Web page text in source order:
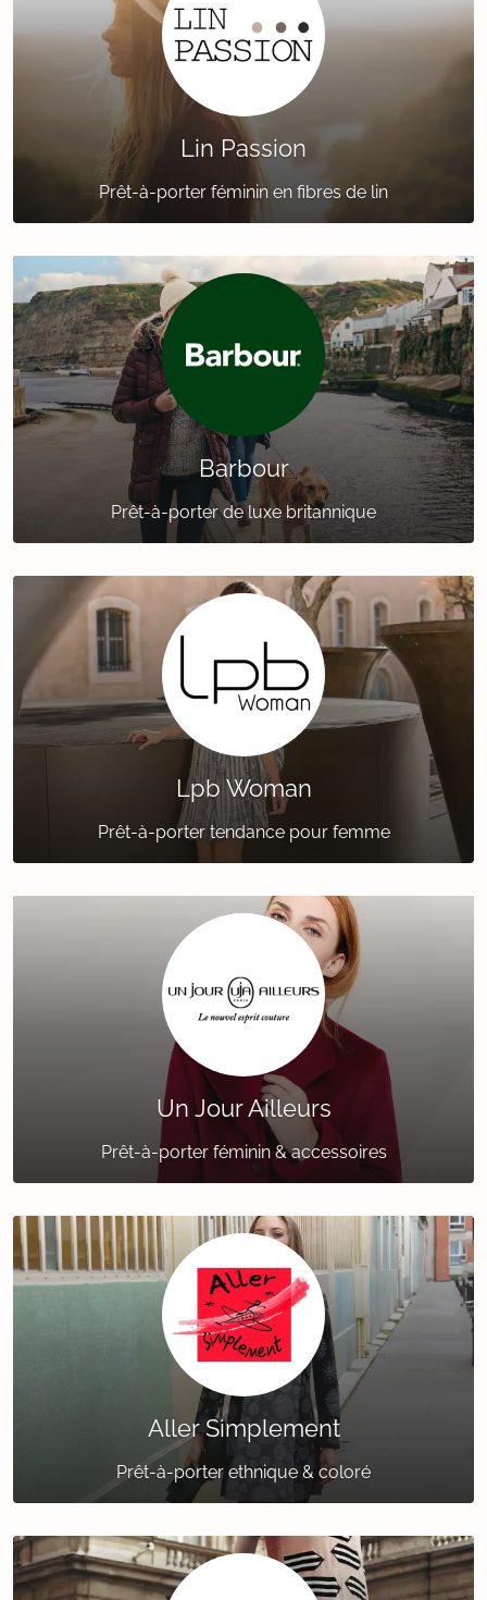
Lin Passion
Prêt-à-porter féminin en fibres de lin
Barbour
Prêt-à-porter de luxe britannique
Lpb Woman
Prêt-à-porter tendance pour femme
Un Jour Ailleurs
Prêt-à-porter féminin & accessoires
Aller Simplement
Prêt-à-porter ethnique & coloré